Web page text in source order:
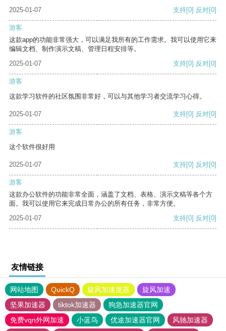
2025-01-07
支持[0] 反对[0]
游客
这款app的功能非常强大，可以满足我所有的工作需求。我可以使用它来
编辑文档、制作演示文稿、管理日程安排等。
2025-01-07
支持[0] 反对[0]
游客
这款学习软件的社区氛围非常好，可以与其他学习者交流学习心得。
2025-01-07 支持[0] 反对[0]
游客
这个软件很好用
2025-01-07 支持[0] 反对[0]
游客
这款办公软件的功能非常全面，涵盖了文档、表格、演示文稿等各个方
面。我可以使用它来完成日常办公的所有任务，非常方便。
2025-01-07
支持[0] 反对[0]
友情链接
网站地图 QuickQ 旋风加速度器
旋风加速
坚果加速器
tiktok加速器
狗急加速器官网
免费vqn外网加速
小蓝鸟 优途加速器官网
风驰加速器